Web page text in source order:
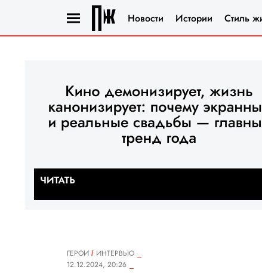
Новости Истории Стиль
ГЕРОИ
ИНТЕРВЬЮ
12.12.2024, 20:26